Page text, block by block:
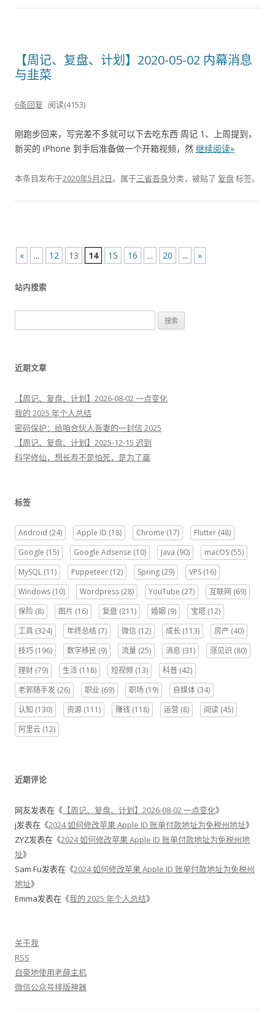
【周记、复盘、计划】2020-05-02 内幕消息
与韭菜
6条回复 阅读(4153)
刚跑步回来，写完差不多就可以下去吃东西 周记 1、上周提到，
新买的 iPhone 到手后准备做一个开箱视频，然 继续阅读»
本条目发布于2020年5月2日。属于三省吾身分类，被贴了 复盘标签。
文
导
« ... 12 13 14 15 16 ... 20 ... »
站内搜索
索
近期文章
【周记、复盘、计划】2026-08-02 一点变化
我的 2025 年个人总结
密码保护：给咱合伙人吾妻的一封信 2025
【周记、复盘、计划】2025-12-15 迟到
科学修仙，想长寿不是怕死，是为了赢
标签
Android (24) Apple ID (18) Chrome (17) Flutter (48)
Google (15) Google Adsense (10) Java (90) macOS (55)
MySQL (11) Puppeteer (12) Spring (29) VPS (16)
Windows (10) Wordpress (28) YouTube (27) 互联网 (69)
保险 (8) 图片 (16) 复盘 (211) 婚姻 (9) 宝塔 (12)
工具 (324) 年终总结 (7) 微信 (12) 成长 (113) 房产 (40)
技巧 (196) 数字移民 (9) 流量 (25) 消息 (31) 涨见识 (80)
理财 (79) 生活 (118) 短视频 (13) 科普 (42)
老郭随手发 (26) 职业 (69) 职场 (19) 自媒体 (34)
认知 (130) 资源 (111) 赚钱 (118) 运营 (8) 阅读 (45)
阿里云 (12)
近期评论
网友发表在《 【周记、复盘、计划】2026-08-02 一点变化》
j发表在《2024 如何修改苹果 Apple ID 账单付款地址为免税州地址》
ZYZ发表在《2024 如何修改苹果 Apple ID 账单付款地址为免税州地
址》
Sam Fu发表在《2024 如何修改苹果 Apple ID 账单付款地址为免税州
地址》
Emma发表在《我的 2025 年个人总结》
关于我
RSS
自豪地使用老薛主机
微信公众号排版神器